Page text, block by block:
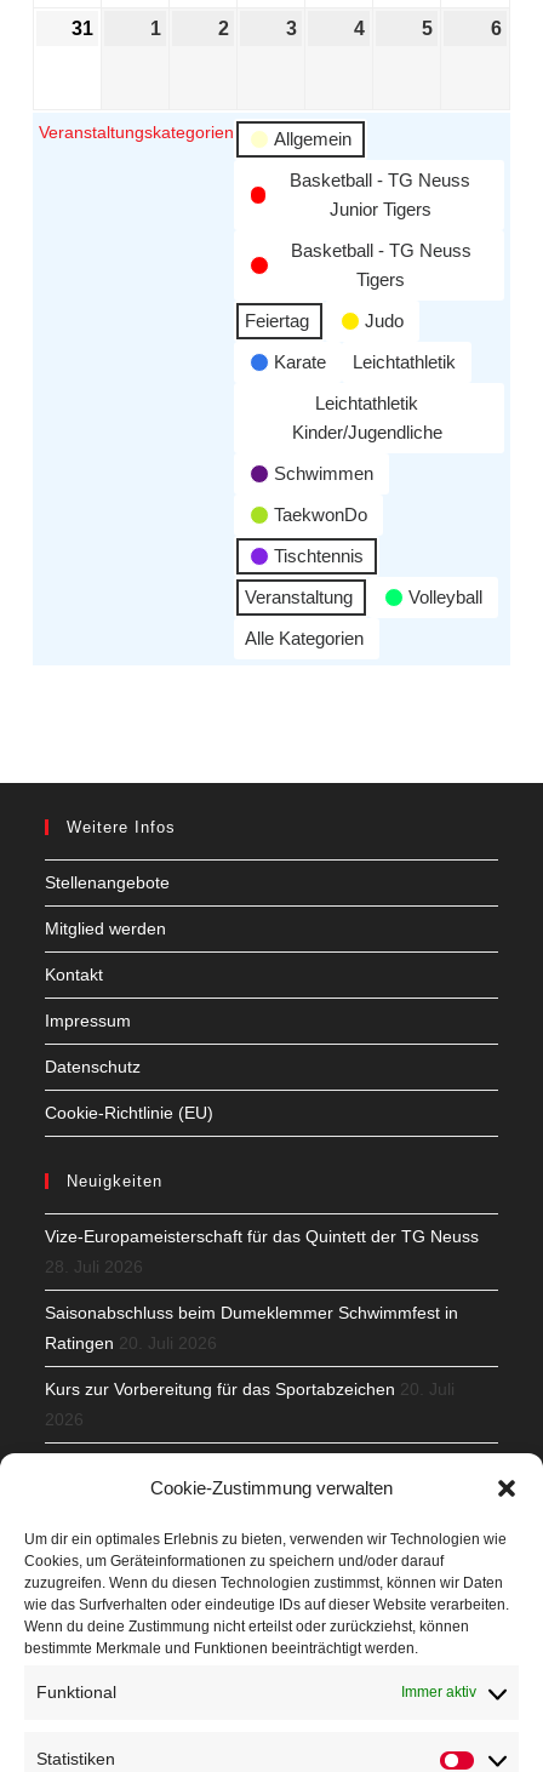
Cookie-Zustimmung verwalten
Um dir ein optimales Erlebnis zu bieten, verwenden wir Technologien wie
Cookies, um Geräteinformationen zu speichern und/oder darauf
zuzugreifen. Wenn du diesen Technologien zustimmst, können wir Daten
wie das Surfverhalten oder eindeutige IDs auf dieser Website verarbeiten.
Wenn du deine Zustimmung nicht erteilst oder zurückziehst, können
bestimmte Merkmale und Funktionen beeinträchtigt werden.
Funktional Immer aktiv
Statistiken
31 1 2 3 4 5 6
Veranstaltungskategorien
Allgemein
Basketball - TG Neuss
Junior Tigers
Basketball - TG Neuss
Tigers
Feiertag
Judo
Karate
Leichtathletik
Leichtathletik
Kinder/Jugendliche
Schwimmen
TaekwonDo
Tischtennis
Veranstaltung
Volleyball
Alle Kategorien
Weitere Infos
Stellenangebote
Mitglied werden
Kontakt
Impressum
Datenschutz
Cookie-Richtlinie (EU)
Neuigkeiten
Vize-Europameisterschaft für das Quintett der TG Neuss
28. Juli 2026
Saisonabschluss beim Dumeklemmer Schwimmfest in
Ratingen 20. Juli 2026
Kurs zur Vorbereitung für das Sportabzeichen 20. Juli
2026
Veranstaltungen
Höffner Run